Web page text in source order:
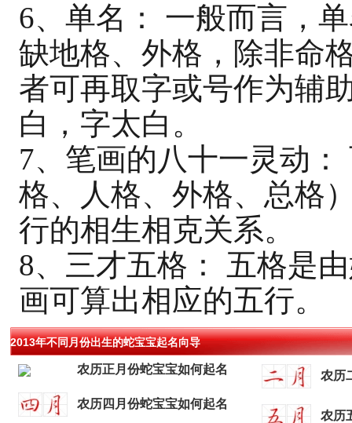
6、单名： 一般而言，
缺地格、外格，除非命
者可再取字或号作为辅
白，字太白。
7、笔画的八十一灵动
格、人格、外格、总格
行的相生相克关系。
8、三才五格： 五格是
画可算出相应的五行。
2013年不同月份出生的蛇宝宝起名向导
农历正月份蛇宝宝如何起名
农历四月份蛇宝宝如何起名
农历
农历